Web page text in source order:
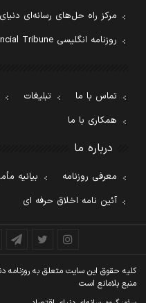
مرکز راه حل‌های رسانه‌ای
روزنامه انگلیسی Financial Tribune
تماس با ما تبلیغات
همکاری با ما
درباره ما
معرفی روزنامه
بیانیه
آئین نامه اخلاق حرفه ای
کليه حقوق اين سايت متعلق به روزنامه
منبع بلامانع است